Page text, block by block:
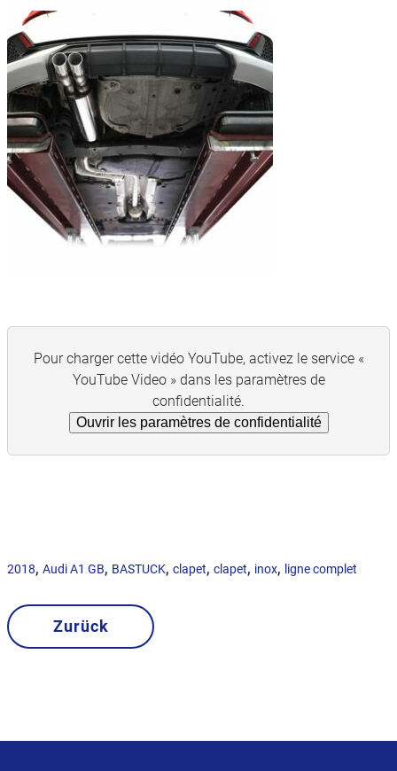
Pour charger cette vidéo YouTube, activez le service «
YouTube Video » dans les paramètres de
confidentialité.
Ouvrir les paramètres de confidentialité
2018, Audi A1 GB, BASTUCK, clapet, clapet, inox, ligne complet
Zurück